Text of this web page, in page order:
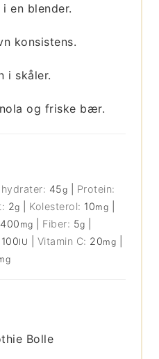
en blender.
konsistens.
i skåler.
og friske bær.
45g
Protein:
2g Kolesterol: 10mg
400 mg Fiber: 5g
100IU Vitamin C: 20mg
Bolle